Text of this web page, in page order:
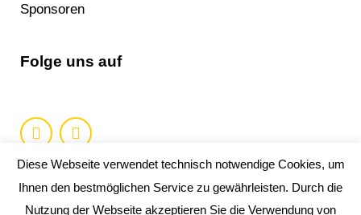
Sponsoren
Folge uns auf
Diese Webseite verwendet technisch notwendige Cookies, um
Ihnen den bestmöglichen Service zu gewährleisten. Durch die
Nutzung der Webseite akzeptieren Sie die Verwendung von